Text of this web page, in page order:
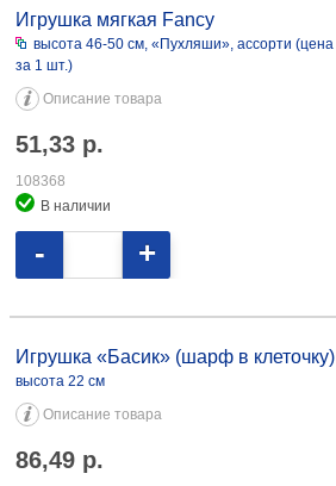
108368
Игрушка мягкая Fancy
высота 46-50 см, «Пухляши», ассорти (цена
за 1 шт.)
Описание товара
51,33 р.
108368
В наличии
- +
Игрушка «Басик» (шарф в клеточку)
высота 22 см
Описание товара
86,49 р.